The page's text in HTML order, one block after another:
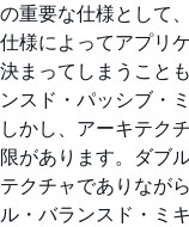
の重要な仕様として
仕様によってアプリ
決まってしまうこと
ンスド・パッシブ・
しかし、アーキテク
限があります。ダブ
テクチャでありなが
ル・バランスド・ミ